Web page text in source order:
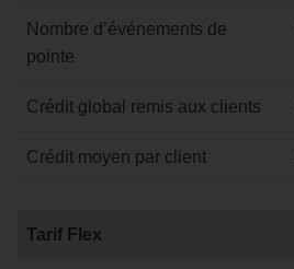
Nombre d’événements de
pointe
Crédit global remis aux clients
Crédit moyen par client
Flex
Tarif Flex